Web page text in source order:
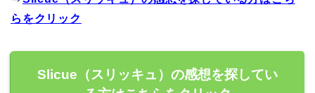
らをクリック
Slicue（スリッキュ）の感想を探してい